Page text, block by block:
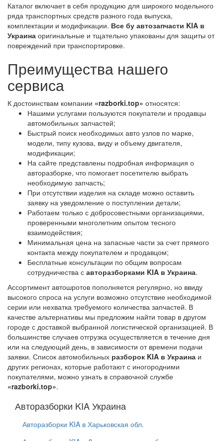
Каталог включает в себя продукцию для широкого модельного
ряда транспортных средств разного года выпуска,
комплектации и модификации. Все бу автозапчасти KIA в
Украина оригинальные и тщательно упакованы для защиты от
повреждений при транспортировке.
Преимущества нашего
сервиса
К достоинствам компании «razborki.top» относятся:
Нашими услугами пользуются покупатели и продавцы
автомобильных запчастей;
Быстрый поиск необходимых авто узлов по марке,
модели, типу кузова, виду и объему двигателя,
модификации;
На сайте представлены подробная информация о
авторазборке, что помогает посетителю выбрать
необходимую запчасть;
При отсутствии изделия на складе можно оставить
заявку на уведомление о поступлении детали;
Работаем только с добросовестными организациями,
проверенными многолетним опытом тесного
взаимодействия;
Минимальная цена на запасные части за счет прямого
контакта между покупателем и продавцом;
Бесплатные консультации по общим вопросам
сотрудничества с авторазборками KIA в Украина.
Ассортимент автошротов пополняется регулярно, но ввиду
высокого спроса на услуги возможно отсутствие необходимой
серии или нехватка требуемого количества запчастей. В
качестве альтернативы мы предложим найти товар в другом
городе с доставкой выбранной логистической организацией. В
большинстве случаев отгрузка осуществляется в течение дня
или на следующий день, в зависимости от времени подачи
заявки. Список автомобильных разборок KIA в Украина и
других регионах, которые работают с иногородними
покупателями, можно узнать в справочной службе
«razborki.top».
Авторазборки KIA Украина
Авторазборки KIA в Харьковская обл.